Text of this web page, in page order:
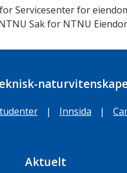
Servicesenter for
Sak for NTNU
| Innsida |
Aktuelt